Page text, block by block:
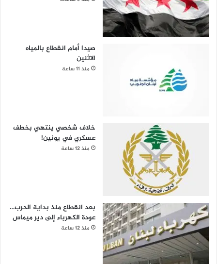
صيدا أمام انقطاع بالمياه
الاثنين
منذ 11 ساعة
خلاف شخصي ينتهي بخطف
عسكري في يونين!
منذ 12 ساعة
بعد انقطاع منذ بداية الحرب…
عودة الكهرباء إلى دير ميماس
منذ 12 ساعة